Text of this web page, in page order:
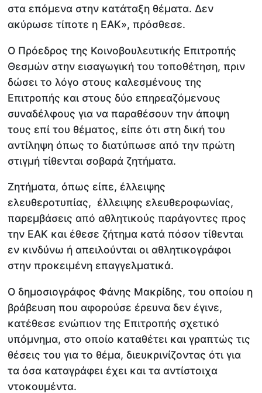
στα επόμενα στην κατάταξη θέματα. Δεν
ακύρωσε τίποτε η ΕΑΚ», πρόσθεσε.
Ο Πρόεδρος της Κοινοβουλευτικής Επιτροπής
Θεσμών στην εισαγωγική του τοποθέτηση, πριν
δώσει το λόγο στους καλεσμένους της
Επιτροπής και στους δύο επηρεαζόμενους
συναδέλφους για να παραθέσουν την άποψη
τους επί του θέματος, είπε ότι στη δική του
αντίληψη όπως το διατύπωσε από την πρώτη
στιγμή τίθενται σοβαρά ζητήματα.
Ζητήματα, όπως είπε, έλλειψης
ελευθεροτυπίας, έλλειψης ελευθεροφωνίας,
παρεμβάσεις από αθλητικούς παράγοντες προς
την ΕΑΚ και έθεσε ζήτημα κατά πόσον τίθενται
εν κινδύνω ή απειλούνται οι αθλητικογράφοι
στην προκειμένη επαγγελματικά.
Ο δημοσιογράφος Φάνης Μακρίδης, του οποίου η
βράβευση που αφορούσε έρευνα δεν έγινε,
κατέθεσε ενώπιον της Επιτροπής σχετικό
υπόμνημα, στο οποίο καταθέτει και γραπτώς τις
θέσεις του για το θέμα, διευκρινίζοντας ότι για
τα όσα καταγράφει έχει και τα αντίστοιχα
ντοκουμέντα.